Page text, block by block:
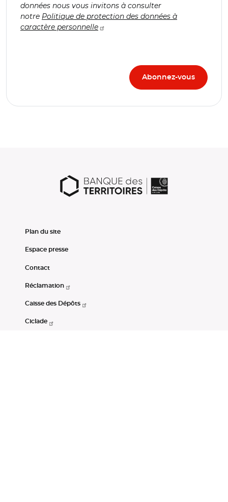
données nous vous invitons à consulter
notre Politique de protection des données à
caractère personnelle
Plan du site
Espace presse
Contact
Réclamation
Caisse des Dépôts
Ciclade